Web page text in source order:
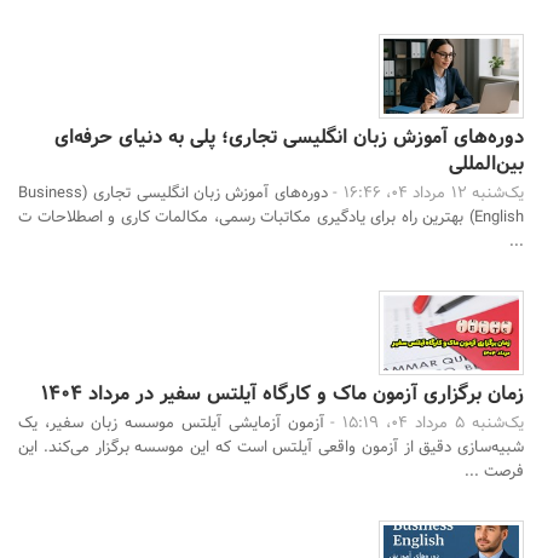
دوره‌های آموزش زبان انگلیسی تجاری؛ پلی به دنیای حرفه‌ای
بین‌المللی
یک‌شنبه 12 مرداد 04، 16:46 -
دوره‌های آموزش زبان انگلیسی تجاری (Business
English) بهترین راه برای یادگیری مکاتبات رسمی، مکالمات کاری و اصطلاحات ت
...
زمان برگزاری آزمون ماک و کارگاه آیلتس سفیر در مرداد 1404
یک‌شنبه 5 مرداد 04، 15:19 -
آزمون آزمایشی آیلتس موسسه زبان سفیر، یک
شبیه‌سازی دقیق از آزمون واقعی آیلتس است که این موسسه برگزار می‌کند. این
فرصت ...